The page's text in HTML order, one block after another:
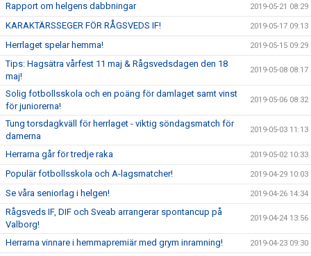
Rapport om helgens dabbningar 2019-05-21 08:29
KARAKTÄRSSEGER FÖR RÅGSVEDS IF! 2019-05-17 09:13
Herrlaget spelar hemma! 2019-05-15 09:29
Tips: Hagsätra vårfest 11 maj & Rågsvedsdagen den 18
maj!
2019-05-08 08:17
Solig fotbollsskola och en poäng för damlaget samt vinst
för juniorerna!
2019-05-06 08:32
Tung torsdagkväll för herrlaget - viktig söndagsmatch för
damerna
2019-05-03 11:13
Herrarna går för tredje raka 2019-05-02 10:33
Populär fotbollsskola och A-lagsmatcher! 2019-04-29 10:03
Se våra seniorlag i helgen! 2019-04-26 14:34
Rågsveds IF, DIF och Sveab arrangerar spontancup på
Valborg!
2019-04-24 13:56
Herrarna vinnare i hemmapremiär med grym inramning! 2019-04-23 09:30